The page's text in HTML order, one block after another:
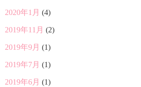
2020年1月 (4)
2019年11月 (2)
2019年9月 (1)
2019年7月 (1)
2019年6月 (1)